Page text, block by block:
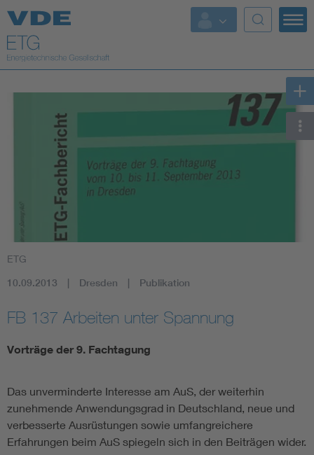
Top Themen
Fokusthemen
Energy
AI & Digital Trust
Health
Mobility
Energy storage
ETG
10.09.2013 Dresden Publikation
FB 137 Arbeiten unter Spannung
Vorträge der 9. Fachtagung
Das unverminderte Interesse am AuS, der weiterhin
zunehmende Anwendungsgrad in Deutschland, neue und
verbesserte Ausrüstungen sowie umfangreichere
Erfahrungen beim AuS spiegeln sich in den Beiträgen wider.